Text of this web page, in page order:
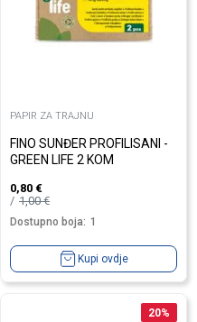
PAPIR ZA TRAJNU
FINO SUNĐER PROFILISANI -
GREEN LIFE 2 KOM
0,80 €
1,00€
Dostupno boja: 1
Kupi ovdje
20%